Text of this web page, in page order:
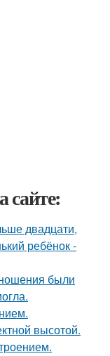
сайте:
двадцати,
ребёнок -
были
высотой.